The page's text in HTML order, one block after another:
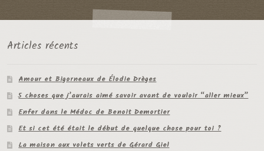
Articles récents
Amour et Bigorneaux de Élodie Drèges
5 choses que j’aurais aimé savoir avant de vouloir “aller mieux”
Enfer dans le Médoc de Benoit Demortier
Et si cet été était le début de quelque chose pour toi ?
La maison aux volets verts de Gérard Giel